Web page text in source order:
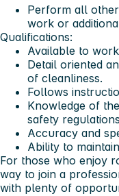
Perform all
work or
Qualifications:
Available to
Detail oriented
of cleanliness.
Follows
Knowledge of
safety
Accuracy and
Ability to
For those who enjoy
way to join a
with plenty of